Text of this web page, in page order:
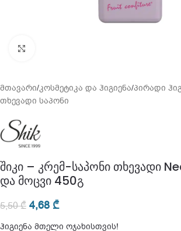
მთავარი/კოსმეტიკა და ჰიგიენა/პირადი
თხევადი საპონი
შიკი – კრემ-საპონი თხევადი
და მოცვი 450გ
5,50₾ 4,68 ₾
ჰიგიენა მთელი ოჯახისთვის!